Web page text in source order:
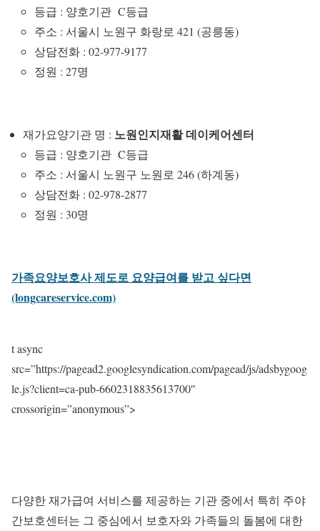
등급 : 양호기관 C등급
주소 : 서울시 노원구 화랑로 421 (공릉동)
상담전화 : 02-977-9177
정원 : 27명
재가요양기관 명 : 노원인지재활 데이케어센터
등급 : 양호기관 C등급
주소 : 서울시 노원구 노원로 246 (하계동)
상담전화 : 02-978-2877
정원 : 30명
가족요양보호사 제도로 요양급여를 받고 싶다면
(longcareservice.com)
t async
src=”https://pagead2.googlesyndication.com/pagead/js/adsbygoog
le.js?client=ca-pub-6602318835613700″
crossorigin=”anonymous”>
다양한 재가급여 서비스를 제공하는 기관 중에서 특히 주야
간보호센터는 그 중심에서 보호자와 가족들의 돌봄에 대한